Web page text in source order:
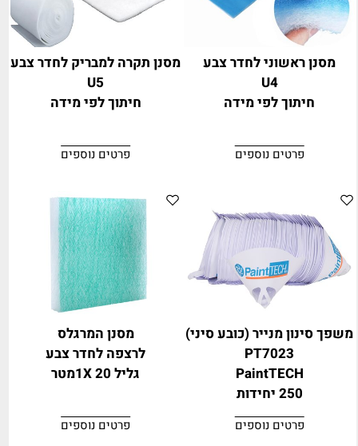
מסנן ראשוני לחדר צבע
U4
חיתוך לפי מידה
פרטים נוספים
מסנן תקרה למבריק לחדר צבע
U5
חיתוך לפי מידה
פרטים נוספים
משפך סינון מנייר (כובע סיני)
PT7023
PaintTECH
250 יחידות
פרטים נוספים
מסנן המרגלס
לרצפה לחדר צבע
גליל 1X 20מטר
פרטים נוספים